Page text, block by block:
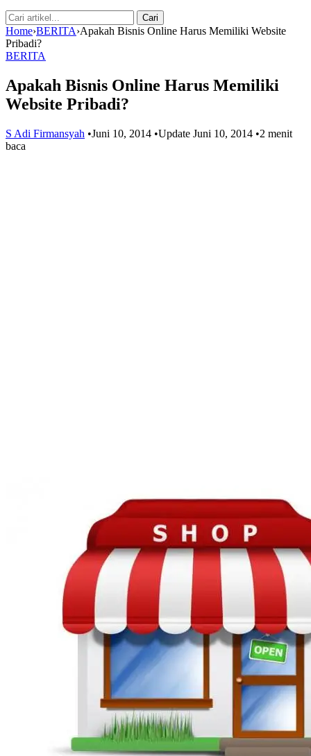
Cari:
Cari
Home›BERITA›Apakah Bisnis Online Harus Memiliki Website
Pribadi?
BERITA
Apakah Bisnis Online Harus Memiliki
Website Pribadi?
S Adi Firmansyah •Juni 10, 2014 •Update Juni 10, 2014 •2 menit
baca